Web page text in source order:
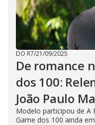
DO R7/21/09/2025
De romance
dos 100:
João Paulo
Modelo participou de A
Game dos 100 ainda